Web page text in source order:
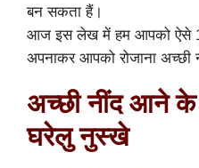
बन सकता हैं।
आज इस लेख में हम आपको ऐसे
अपनाकर आपको रोजाना अच्छी
अच्छी नींद आने के
घरेलु नुस्खे